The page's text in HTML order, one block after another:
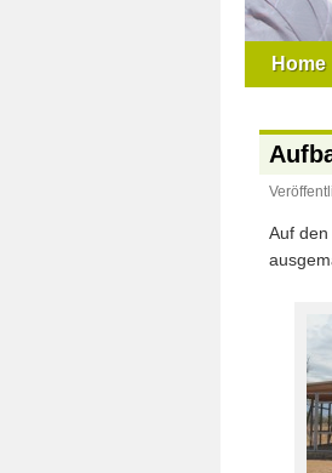
Home
Auf